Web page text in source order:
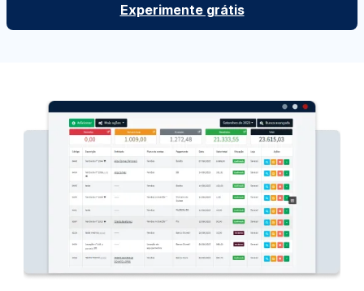
Experimente grátis